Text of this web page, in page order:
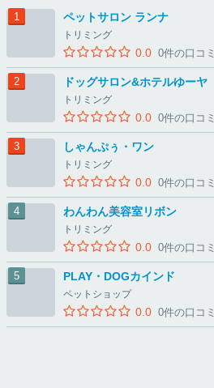
ペットサロン ランナ
トリミング
0.0 0件の口コミ
ドッグサロン&ホテルゆーヤ
トリミング
0.0 0件の口コミ
しゃんぷぅ・ワン
トリミング
0.0 0件の口コミ
わんわん美容室リボン
トリミング
0.0 0件の口コミ
PLAY・DOGカインド
ペットショップ
0.0 0件の口コミ